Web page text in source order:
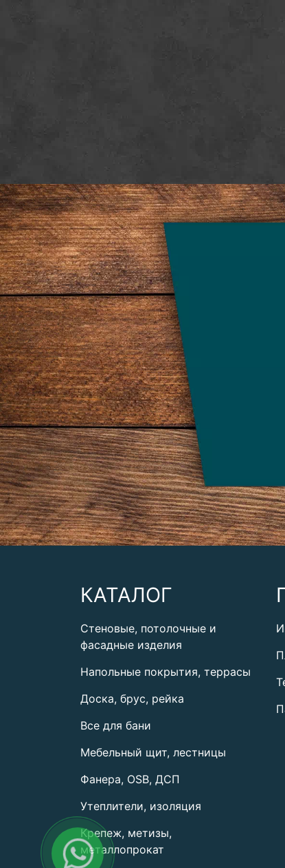
КАТАЛОГ
Стеновые, потолочные и
фасадные изделия
Напольные покрытия, террасы
Доска, брус, рейка
Все для бани
Мебельный щит, лестницы
Фанера, OSB, ДСП
Утеплители, изоляция
Крепеж, метизы,
металлопрокат